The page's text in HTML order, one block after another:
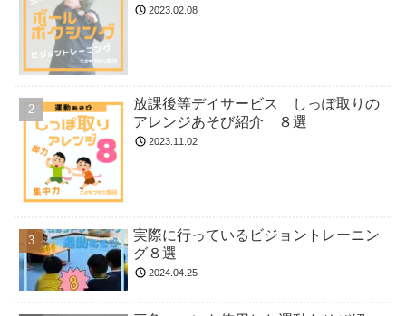
2023.02.08
放課後等デイサービス しっぽ取りの
アレンジあそび紹介 ８選
2023.11.02
実際に行っているビジョントレーニン
グ８選
2024.04.25